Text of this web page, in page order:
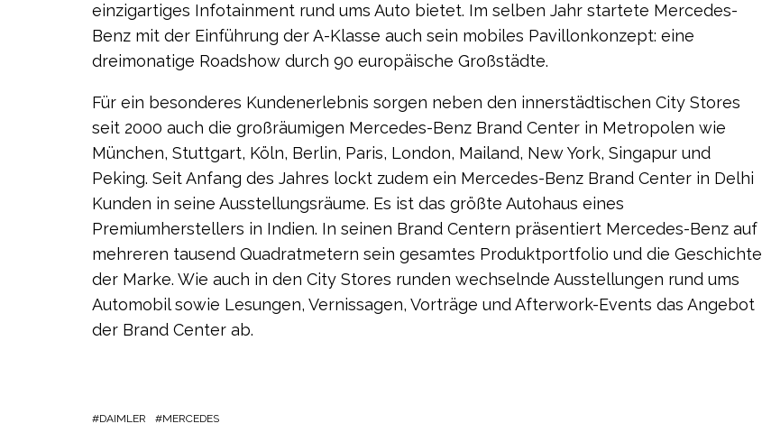
einzigartiges Infotainment rund ums Auto bietet. Im selben Jahr startete Mercedes-
Benz mit der Einführung der A-Klasse auch sein mobiles Pavillonkonzept: eine
dreimonatige Roadshow durch 90 europäische Großstädte.
Für ein besonderes Kundenerlebnis sorgen neben den innerstädtischen City Stores
seit 2000 auch die großräumigen Mercedes-Benz Brand Center in Metropolen wie
München, Stuttgart, Köln, Berlin, Paris, London, Mailand, New York, Singapur und
Peking. Seit Anfang des Jahres lockt zudem ein Mercedes-Benz Brand Center in Delhi
Kunden in seine Ausstellungsräume. Es ist das größte Autohaus eines
Premiumherstellers in Indien. In seinen Brand Centern präsentiert Mercedes-Benz auf
mehreren tausend Quadratmetern sein gesamtes Produktportfolio und die Geschichte
der Marke. Wie auch in den City Stores runden wechselnde Ausstellungen rund ums
Automobil sowie Lesungen, Vernissagen, Vorträge und Afterwork-Events das Angebot
der Brand Center ab.
DAIMLER MERCEDES